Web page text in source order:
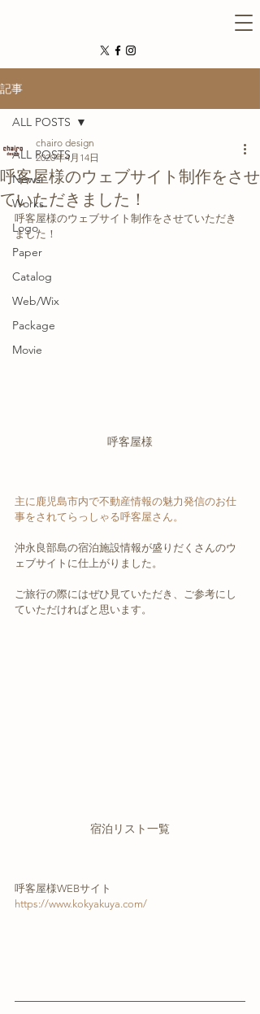
記事
ALL POSTS
News
Works
Logo
Paper
Catalog
Web/Wix
Package
Movie
ALL POSTS
呼客屋様のウェブサイト制作をさせ
ていただきました！
chairo design
2020年4月14日
呼客屋様のウェブサイト制作をさせていただき
ました！
呼客屋様
主に鹿児島市内で不動産情報の魅力発信のお仕
事をされてらっしゃる呼客屋さん。
沖永良部島の宿泊施設情報が盛りだくさんのウ
ェブサイトに仕上がりました。
ご旅行の際にはぜひ見ていただき、ご参考にし
ていただければと思います。
宿泊リスト一覧
呼客屋様WEBサイト
https://www.kokyakuya.com/